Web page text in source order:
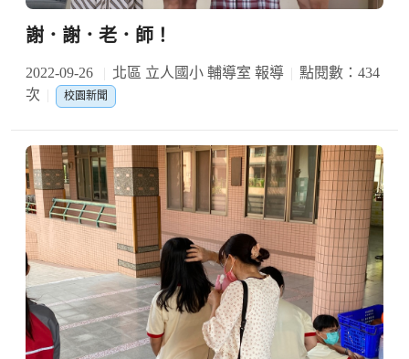
謝．謝．老．師！
2022-09-26 北區 立人國小 輔導室 報導
點閱數：434
次
校園新聞